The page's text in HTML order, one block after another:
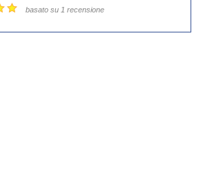
basato su 1 recensione